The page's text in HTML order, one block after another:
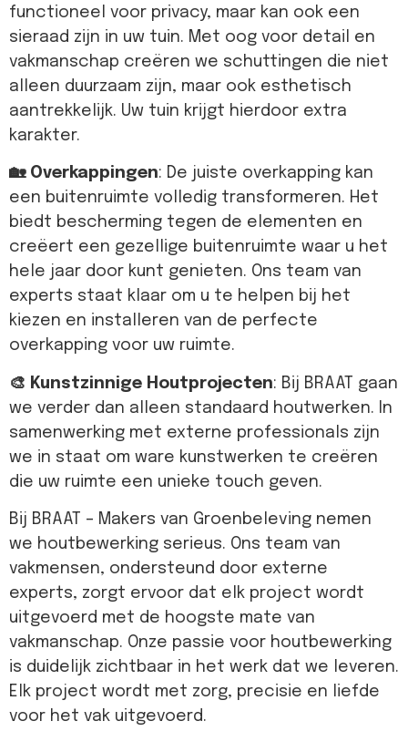
functioneel voor privacy, maar kan ook een
sieraad zijn in uw tuin. Met oog voor detail en
vakmanschap creëren we schuttingen die niet
alleen duurzaam zijn, maar ook esthetisch
aantrekkelijk. Uw tuin krijgt hierdoor extra
karakter.
🏡 Overkappingen: De juiste overkapping kan
een buitenruimte volledig transformeren. Het
biedt bescherming tegen de elementen en
creëert een gezellige buitenruimte waar u het
hele jaar door kunt genieten. Ons team van
experts staat klaar om u te helpen bij het
kiezen en installeren van de perfecte
overkapping voor uw ruimte.
🎨 Kunstzinnige Houtprojecten: Bij BRAAT gaan
we verder dan alleen standaard houtwerken. In
samenwerking met externe professionals zijn
we in staat om ware kunstwerken te creëren
die uw ruimte een unieke touch geven.
Bij BRAAT – Makers van Groenbeleving nemen
we houtbewerking serieus. Ons team van
vakmensen, ondersteund door externe
experts, zorgt ervoor dat elk project wordt
uitgevoerd met de hoogste mate van
vakmanschap. Onze passie voor houtbewerking
is duidelijk zichtbaar in het werk dat we leveren.
Elk project wordt met zorg, precisie en liefde
voor het vak uitgevoerd.